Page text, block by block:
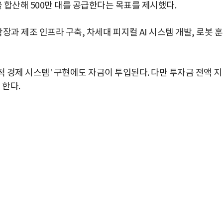
산해 500만 대를 공급한다는 목표를 제시했다.
과 제조 인프라 구축, 차세대 피지컬 AI 시스템 개발, 로봇 훈
제 시스템' 구현에도 자금이 투입된다. 다만 투자금 전액 지
다.